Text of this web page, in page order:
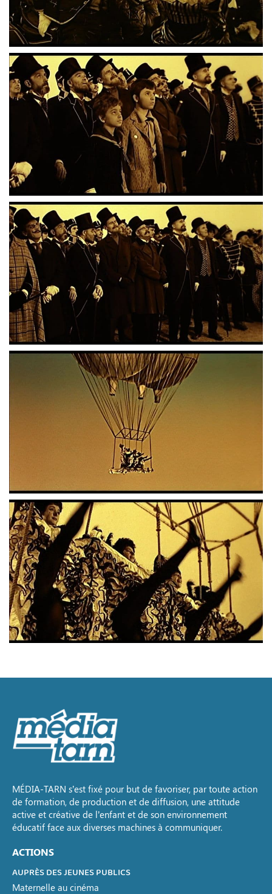
MÉDIA-TARN s’est fixé pour but de favoriser, par toute action
de formation, de production et de diffusion, une attitude
active et créative de l’enfant et de son environnement
éducatif face aux diverses machines à communiquer.
ACTIONS
AUPRÈS DES JEUNES PUBLICS
Maternelle au cinéma